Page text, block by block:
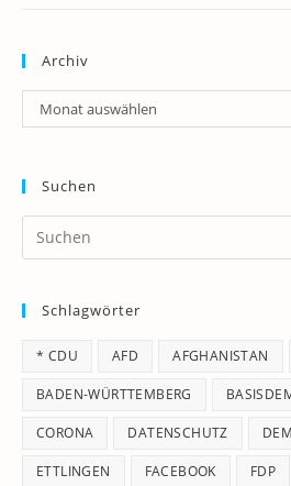
Archiv
Archiv
Monat auswählen
Suchen
Schlagwörter
* CDU AFD AFGHANISTAN
BADEN-WÜRTTEMBERG
CORONA DATENSCHUTZ
ETTLINGEN FACEBOOK FDP